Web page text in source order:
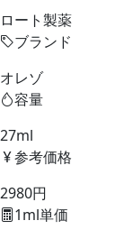
ロート製薬
ブランド
オレゾ
容量
27ml
参考価格
2980円
1ml単価